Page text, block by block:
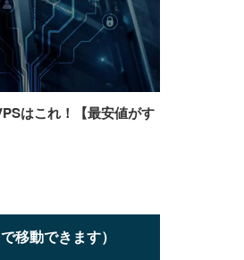
はこれ！【最安値がす
移動できます）